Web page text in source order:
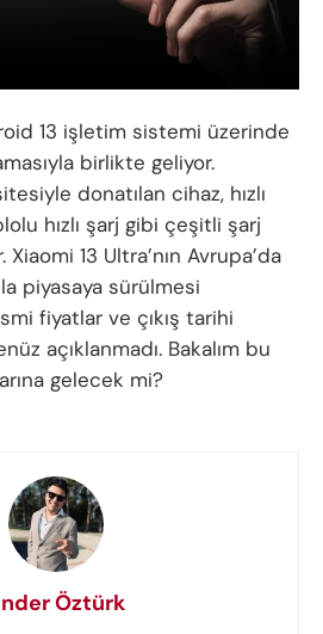
13 işletim sistemi üzerinde
birlikte geliyor.
donatılan cihaz, hızlı
hızlı şarj gibi çeşitli şarj
13 Ultra’nın Avrupa’da
piyasaya sürülmesi
fiyatlar ve çıkış tarihi
açıklanmadı. Bakalım bu
gelecek mi?
Öztürk